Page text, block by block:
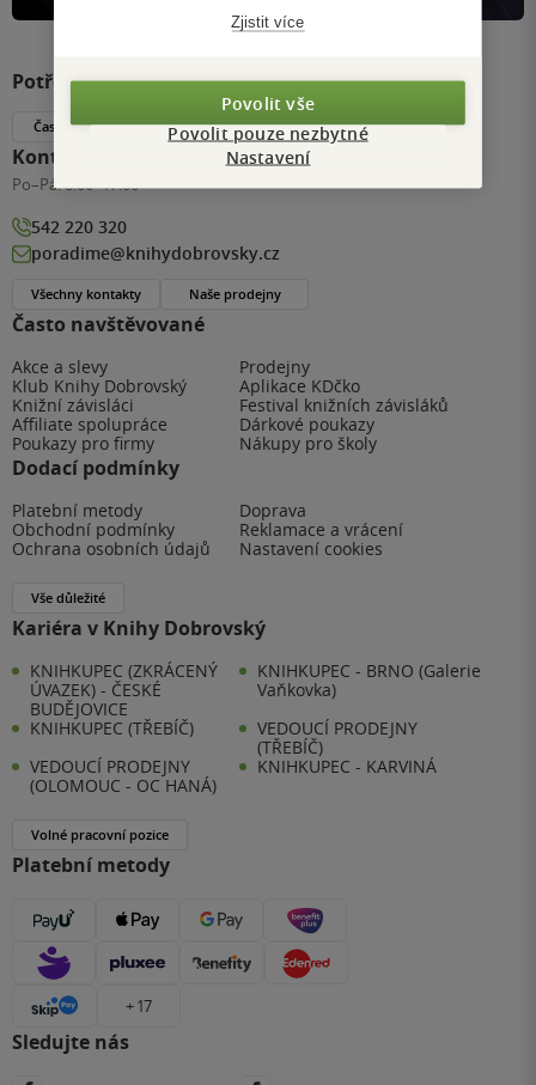
Často navštěvované
Akce a slevy
Prodejny
Klub Knihy Dobrovský
Aplikace KDčko
Knižní závisláci
Festival knižních závisláků
Affiliate spolupráce
Dárkové poukazy
Poukazy pro firmy
Nákupy pro školy
Dodací podmínky
Platební metody
Doprava
Obchodní podmínky
Reklamace a vrácení
Ochrana osobních údajů
Nastavení cookies
Vše důležité
Kariéra v Knihy Dobrovský
KNIHKUPEC (ZKRÁCENÝ
ÚVAZEK) - ČESKÉ
BUDĚJOVICE
KNIHKUPEC - BRNO (Galerie
Vaňkovka)
KNIHKUPEC (TŘEBÍČ)
VEDOUCÍ PRODEJNY
(TŘEBÍČ)
VEDOUCÍ PRODEJNY
(OLOMOUC - OC HANÁ)
KNIHKUPEC - KARVINÁ
Volné pracovní pozice
Platební metody
+ 17
Sledujte nás
Potřebujete s něčím poradit?
Často kladené dotazy
Kontaktujte nás
Po–Pá:8:00–17:00
542 220 320
poradime@knihydobrovsky.cz
Všechny kontakty Naše prodejny
Zjistit více
Povolit vše
Povolit pouze nezbytné
Nastavení